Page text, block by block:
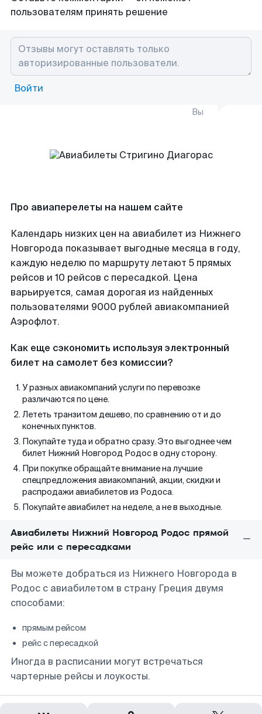
пользователям принять решение
Войти
Вы
Про авиаперелеты на нашем сайте
Календарь низких цен на авиабилет из Нижнего
Новгорода показывает выгодные месяца в году,
каждую неделю по маршруту летают 5 прямых
рейсов и 10 рейсов с пересадкой. Цена
варьируется, самая дорогая из найденных
пользователями 9000 рублей авиакомпанией
Аэрофлот.
Как еще сэкономить используя электронный
билет на самолет без комиссии?
У разных авиакомпаний услуги по перевозке
различаются по цене.
Лететь транзитом дешево, по сравнению от и до
конечных пунктов.
Покупайте туда и обратно сразу. Это выгоднее чем
билет Нижний Новгород Родос в одну сторону.
При покупке обращайте внимание на лучшие
спецпредложения авиакомпаний, акции, скидки и
распродажи авиабилетов из Родоса.
Покупайте авиабилет на неделе, а не в выходные.
Авиабилеты Нижний Новгород Родос прямой
рейс или с пересадками
Вы можете добраться из Нижнего Новгорода в
Родос с авиабилетом в страну Греция двумя
способами:
прямым рейсом
рейс с пересадкой
Иногда в расписании могут встречаться
чартерные рейсы и лоукосты.